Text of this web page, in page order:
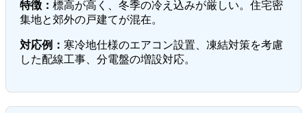
特徴： 標高が高く、冬季の冷え込みが厳しい。住宅密
集地と郊外の戸建てが混在。
対応例： 寒冷地仕様のエアコン設置、凍結対策を考慮
した配線工事、分電盤の増設対応。